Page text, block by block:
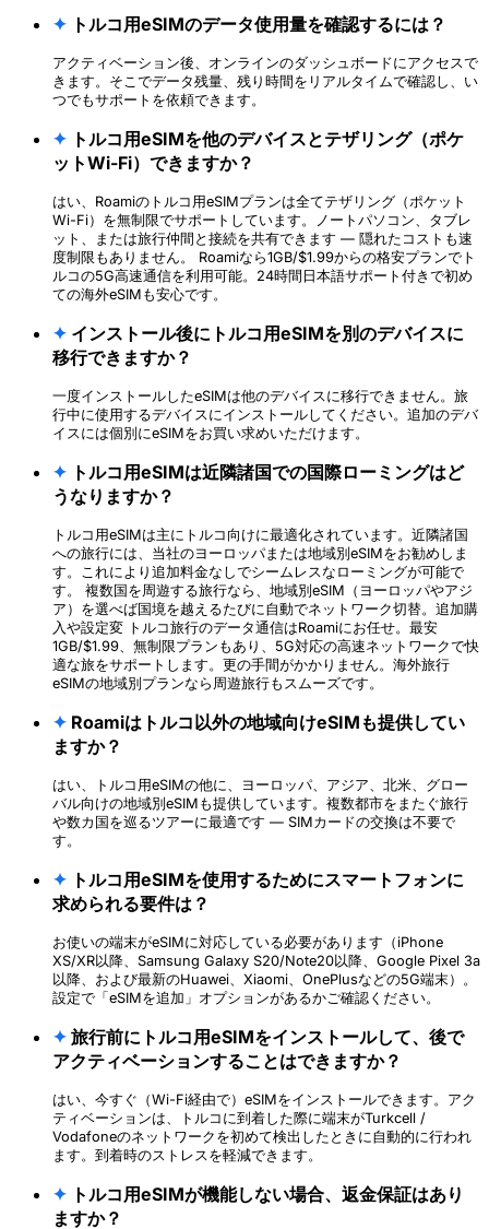
✦ トルコ用eSIMのデータ使用量を確認するには？
アクティベーション後、オンラインのダッシュボードにアクセスで
きます。そこでデータ残量、残り時間をリアルタイムで確認し、い
つでもサポートを依頼できます。
✦ トルコ用eSIMを他のデバイスとテザリング（ポケ
ットWi-Fi）できますか？
はい、Roamiのトルコ用eSIMプランは全てテザリング（ポケット
Wi-Fi）を無制限でサポートしています。ノートパソコン、タブレ
ット、または旅行仲間と接続を共有できます — 隠れたコストも速
度制限もありません。 Roamiなら1GB/$1.99からの格安プランでト
ルコの5G高速通信を利用可能。24時間日本語サポート付きで初め
ての海外eSIMも安心です。
✦ インストール後にトルコ用eSIMを別のデバイスに
移行できますか？
一度インストールしたeSIMは他のデバイスに移行できません。旅
行中に使用するデバイスにインストールしてください。追加のデバ
イスには個別にeSIMをお買い求めいただけます。
✦ トルコ用eSIMは近隣諸国での国際ローミングはど
うなりますか？
トルコ用eSIMは主にトルコ向けに最適化されています。近隣諸国
への旅行には、当社のヨーロッパまたは地域別eSIMをお勧めしま
す。これにより追加料金なしでシームレスなローミングが可能で
す。 複数国を周遊する旅行なら、地域別eSIM（ヨーロッパやアジ
ア）を選べば国境を越えるたびに自動でネットワーク切替。追加購
入や設定変 トルコ旅行のデータ通信はRoamiにお任せ。最安
1GB/$1.99、無制限プランもあり、5G対応の高速ネットワークで快
適な旅をサポートします。更の手間がかかりません。海外旅行
eSIMの地域別プランなら周遊旅行もスムーズです。
✦ Roamiはトルコ以外の地域向けeSIMも提供してい
ますか？
はい、トルコ用eSIMの他に、ヨーロッパ、アジア、北米、グロー
バル向けの地域別eSIMも提供しています。複数都市をまたぐ旅行
や数カ国を巡るツアーに最適です — SIMカードの交換は不要で
す。
✦ トルコ用eSIMを使用するためにスマートフォンに
求められる要件は？
お使いの端末がeSIMに対応している必要があります（iPhone
XS/XR以降、Samsung Galaxy S20/Note20以降、Google Pixel 3a
以降、および最新のHuawei、Xiaomi、OnePlusなどの5G端末）。
設定で「eSIMを追加」オプションがあるかご確認ください。
✦ 旅行前にトルコ用eSIMをインストールして、後で
アクティベーションすることはできますか？
はい、今すぐ（Wi-Fi経由で）eSIMをインストールできます。アク
ティベーションは、トルコに到着した際に端末がTurkcell /
Vodafoneのネットワークを初めて検出したときに自動的に行われ
ます。到着時のストレスを軽減できます。
✦ トルコ用eSIMが機能しない場合、返金保証はあり
ますか？